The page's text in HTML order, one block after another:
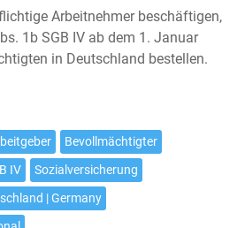
Arbeitnehmer beschäftigen,
1b SGB IV ab dem 1. Januar
in Deutschland bestellen.
Bevollmächtigter
IV
Sozialversicherung
| Germany